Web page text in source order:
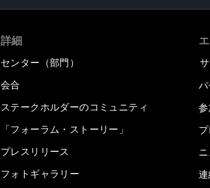
詳細
センター（部門）
会合
ステークホルダーのコミュニティ
「フォーラム・ストーリー」
プレスリリース
フォトギャラリー
参